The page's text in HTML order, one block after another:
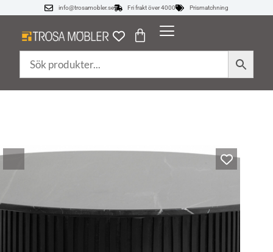
info@trosamobler.se Fri frakt över 4000 Prismatchning